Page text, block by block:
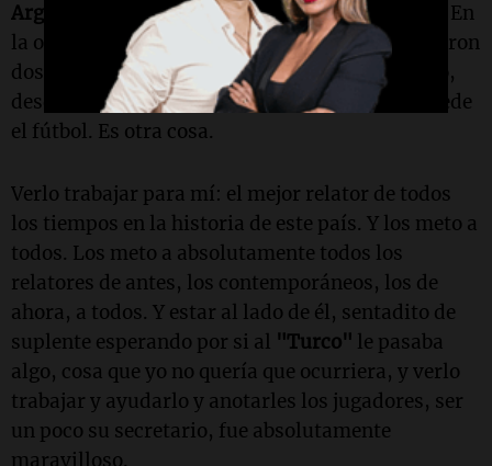
Argentina
Qatar
y salir campeón del mundo. En
la otra oportunidad, perdimos la final. Pero fueron
dos mundiales muy emotivos desde el recuerdo,
desde la trayectoria, desde lo humano. Eso excede
el fútbol. Es otra cosa.
Verlo trabajar para mí: el mejor relator de todos
los tiempos en la historia de este país. Y los meto a
todos. Los meto a absolutamente todos los
relatores de antes, los contemporáneos, los de
ahora, a todos. Y estar al lado de él, sentadito de
suplente esperando por si al "Turco" le pasaba
algo, cosa que yo no quería que ocurriera, y verlo
trabajar y ayudarlo y anotarles los jugadores, ser
un poco su secretario, fue absolutamente
maravilloso.